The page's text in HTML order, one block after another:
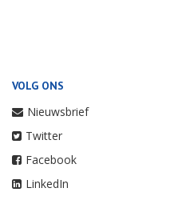
VOLG ONS
Nieuwsbrief
Twitter
Facebook
LinkedIn